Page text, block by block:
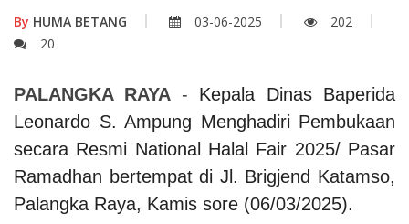
By HUMA BETANG 03-06-2025
202
20
PALANGKA RAYA - Kepala Dinas Baperida
Leonardo S. Ampung Menghadiri Pembukaan
secara Resmi National Halal Fair 2025/ Pasar
Ramadhan bertempat di Jl. Brigjend Katamso,
Palangka Raya, Kamis sore (06/03/2025).